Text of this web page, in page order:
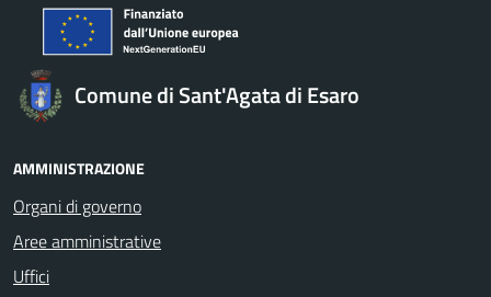
Comune di Sant'Agata di Esaro
AMMINISTRAZIONE
Organi di governo
Aree amministrative
Uffici